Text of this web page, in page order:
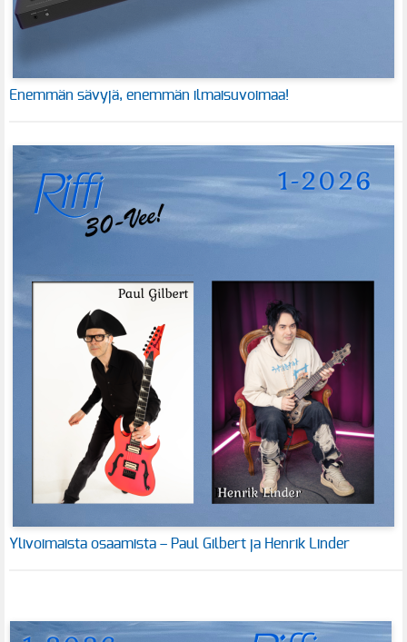
Enemmän sävyjä, enemmän ilmaisuvoimaa!
Ylivoimaista osaamista – Paul Gilbert ja Henrik Linder